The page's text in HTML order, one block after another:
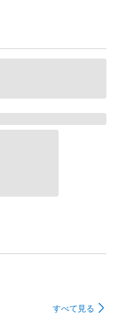
すべて見る